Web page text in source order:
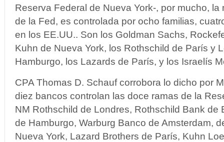
Reserva Federal de Nueva York-, por mucho,
de la Fed, es controlada por ocho familias,
en los EE.UU.. Son los Goldman Sachs,
Kuhn de Nueva York, los Rothschild de París y
Hamburgo, los Lazards de París, y los Israelís
CPA Thomas D. Schauf corrobora lo dicho por
diez bancos controlan las doce ramas de la
NM Rothschild de Londres, Rothschild Bank de
de Hamburgo, Warburg Banco de Amsterdam,
Nueva York, Lazard Brothers de París, Kuhn